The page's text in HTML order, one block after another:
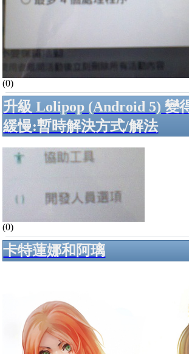
(0)
升級 Lolipop (Android 5) 變
緩慢:暫時解決方式/解法
(0)
卡特蓮娜和阿璃